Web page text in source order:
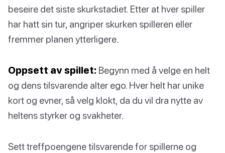
beseire det siste skurkstadiet. Etter at hver spiller
har hatt sin tur, angriper skurken spilleren eller
fremmer planen ytterligere.
Oppsett av spillet: Begynn med å velge en helt
og dens tilsvarende alter ego. Hver helt har unike
kort og evner, så velg klokt, da du vil dra nytte av
heltens styrker og svakheter.
Sett treffpoengene tilsvarende for spillerne og